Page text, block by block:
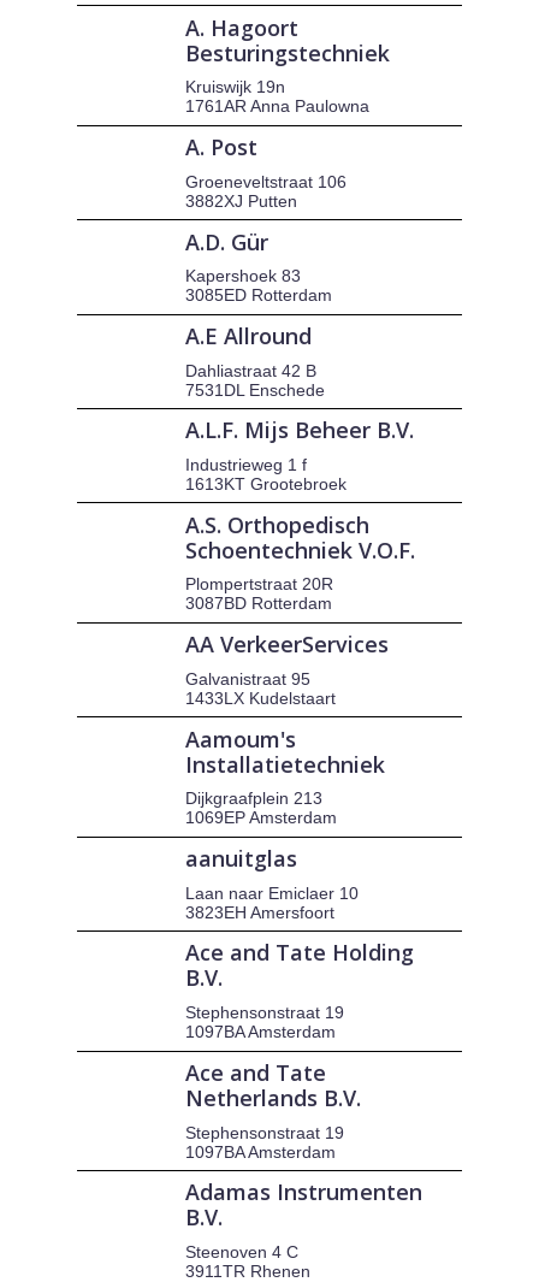
A. Hagoort
Besturingstechniek
Kruiswijk 19n
1761AR Anna Paulowna
A. Post
Groeneveltstraat 106
3882XJ Putten
A.D. Gür
Kapershoek 83
3085ED Rotterdam
A.E Allround
Dahliastraat 42 B
7531DL Enschede
A.L.F. Mijs Beheer B.V.
Industrieweg 1 f
1613KT Grootebroek
A.S. Orthopedisch
Schoentechniek V.O.F.
Plompertstraat 20R
3087BD Rotterdam
AA VerkeerServices
Galvanistraat 95
1433LX Kudelstaart
Aamoum's
Installatietechniek
Dijkgraafplein 213
1069EP Amsterdam
aanuitglas
Laan naar Emiclaer 10
3823EH Amersfoort
Ace and Tate Holding
B.V.
Stephensonstraat 19
1097BA Amsterdam
Ace and Tate
Netherlands B.V.
Stephensonstraat 19
1097BA Amsterdam
Adamas Instrumenten
B.V.
Steenoven 4 C
3911TR Rhenen